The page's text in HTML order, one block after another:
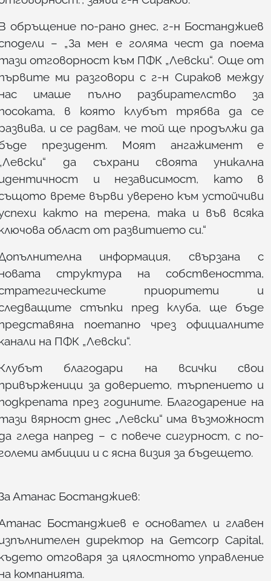
обръщение по-рано днес, г-н Бостанджиев
– „За мен е голяма чест да поема
отговорност към ПФК „Левски“. Още от
ми разговори с г-н Сираков между
имаше пълно разбирателство за
в която клубът трябва да се
и се радвам, че той ще продължи да
президент. Моят ангажимент е
да съхрани своята уникална
и независимост, като в
време върви уверено към устойчиви
както на терена, така и във всяка
област от развитието си.“
информация, свързана с
структура на собствеността,
приоритети и
стъпки пред клуба, ще бъде
поетапно чрез официалните
на ПФК „Левски“.
благодари на всички свои
за доверието, търпението и
през годините. Благодарение на
вярност днес „Левски“ има възможност
гледа напред – с повече сигурност, с по-
амбиции и с ясна визия за бъдещето.
Атанас Бостанджиев:
Бостанджиев е основател и главен
директор на Gemcorp Capital,
отговаря за цялостното управление
компанията.